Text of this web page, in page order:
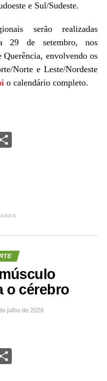
e Sul/Sudeste.
serão realizadas
29 de setembro, nos
envolvendo os
Norte e Leste/Nordeste
o calendário completo.
Share
o cérebro
julho de 2026
Share